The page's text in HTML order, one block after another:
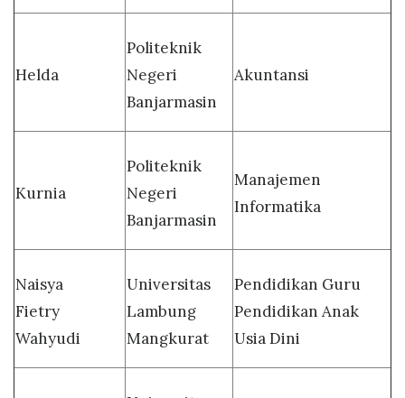
Helda
Politeknik
Negeri
Banjarmasin
Akuntansi
Kurnia
Politeknik
Negeri
Banjarmasin
Manajemen
Informatika
Naisya
Fietry
Wahyudi
Universitas
Lambung
Mangkurat
Pendidikan Guru
Pendidikan Anak
Usia Dini